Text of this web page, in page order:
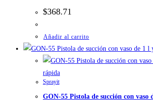
$368.71
Añadir al carrito
rápida
Sprayit
GON-55 Pistola de succión con vaso